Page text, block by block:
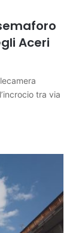
Aceri
tra via